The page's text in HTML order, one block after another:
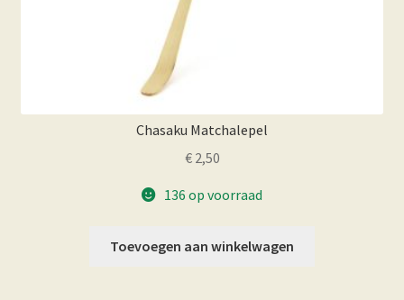
Chasaku Matchalepel
€2,50
136 op voorraad
Toevoegen aan winkelwagen